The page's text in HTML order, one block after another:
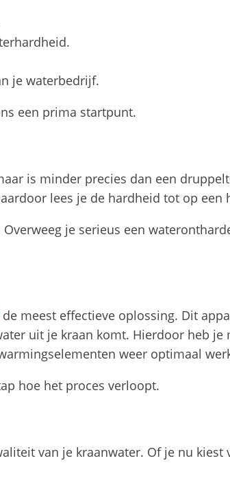
je waterbedrijf.
een prima startpunt.
is minder precies dan een
lees je de hardheid tot op een
je serieus een
de meest effectieve oplossing. Dit
uit je kraan komt. Hierdoor heb je
weer optimaal
hoe het proces verloopt.
van je kraanwater. Of je nu